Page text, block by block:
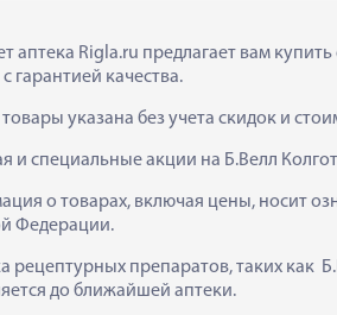
аптека Rigla.ru предлагает вам
с гарантией качества.
указана без учета скидок и
и специальные акции на Б.Велл
о товарах, включая цены, носит
Федерации.
рецептурных препаратов, таких как
до ближайшей аптеки.